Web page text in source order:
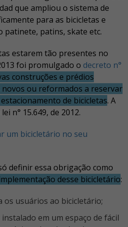
que ampliou o sistema de
para as bicicletas e
patins, skate etc.
estarem tão presentes no
foi promulgado o decreto n°
construções e prédios
novos ou reformados a reservar
de bicicletas. A
n° 15.649, de 2012.
definir essa obrigação como
desse bicicletário:
os usuários ao bicicletário;